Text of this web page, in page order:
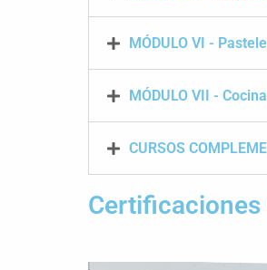
MÓDULO VI -
MÓDULO VII -
CURSOS
Certificaciones